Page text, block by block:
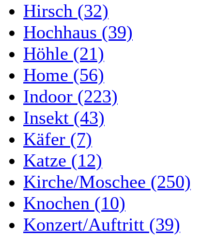
Hirsch (32)
Hochhaus (39)
Höhle (21)
Home (56)
Indoor (223)
Insekt (43)
Käfer (7)
Katze (12)
Kirche/Moschee (250)
Knochen (10)
Konzert/Auftritt (39)